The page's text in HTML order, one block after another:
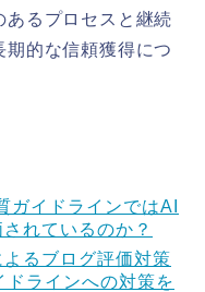
あるプロセスと継続
的な信頼獲得につ
ガイドラインではAI
れているのか？
るブログ評価対策
ラインへの対策を